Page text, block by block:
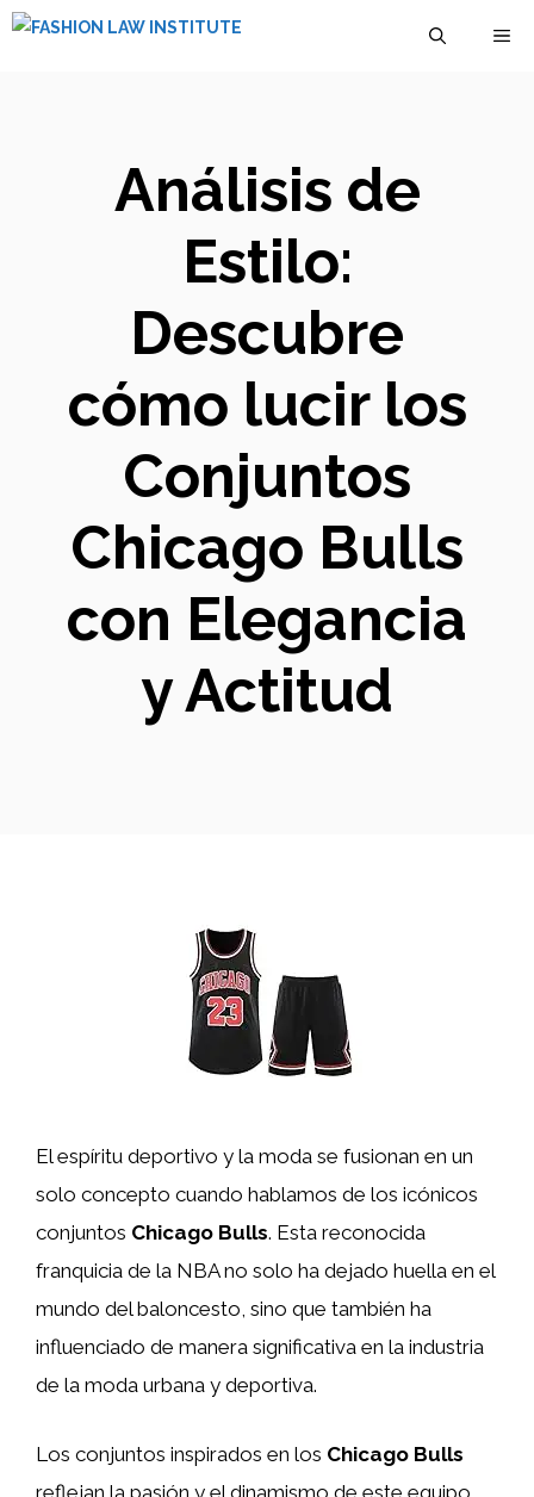
Saltar
Análisis de
Estilo:
Descubre
cómo lucir los
Conjuntos
Chicago Bulls
con Elegancia
y Actitud
El espíritu deportivo y la moda se fusionan en un
solo concepto cuando hablamos de los icónicos
conjuntos Chicago Bulls. Esta reconocida
franquicia de la NBA no solo ha dejado huella en el
mundo del baloncesto, sino que también ha
influenciado de manera significativa en la industria
de la moda urbana y deportiva.
Los conjuntos inspirados en los Chicago Bulls
reflejan la pasión y el dinamismo de este equipo